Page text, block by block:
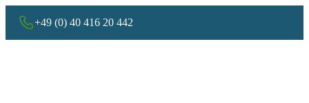
+49 (0) 40 416 20 442